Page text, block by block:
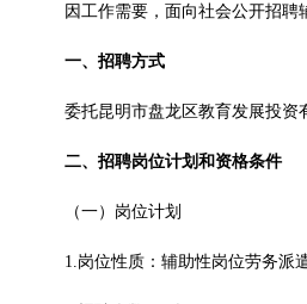
因工作需要，面向社会公开招聘
一、招聘方式
委托昆明市盘龙区教育发展投资
二、招聘岗位计划和资格条件
（一）岗位计划
1.岗位性质：辅助性岗位劳务派